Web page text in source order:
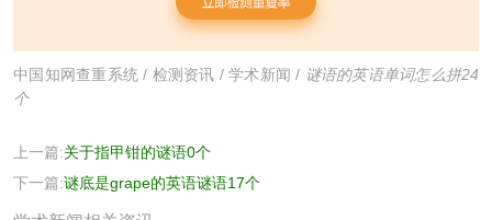
中国知网查重系统 / 检测资讯 / 学术新闻 / 谜语的英语单词怎么拼24
个
上一篇:关于指甲钳的谜语0个
下一篇:谜底是grape的英语谜语17个